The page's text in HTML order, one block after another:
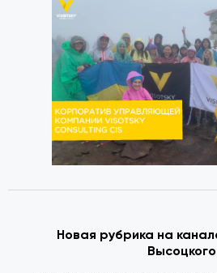
Новая рубрика на
Высоцкого